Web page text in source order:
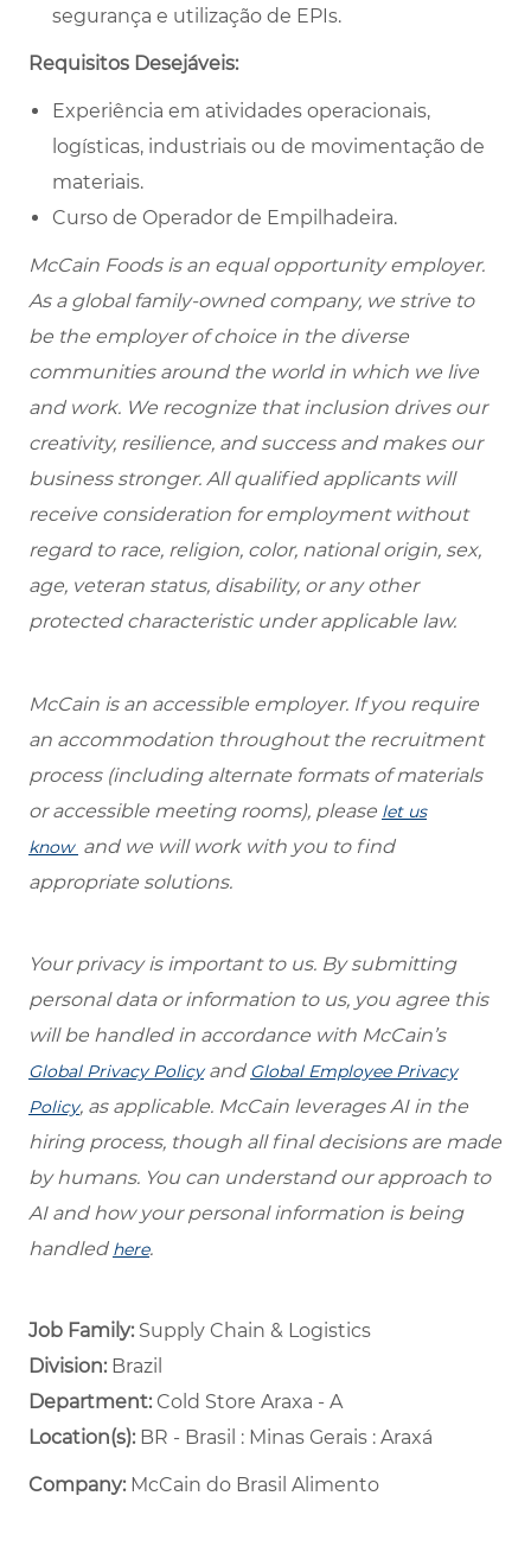
segurança e utilização de EPIs.
Requisitos Desejáveis:
Experiência em atividades operacionais,
logísticas, industriais ou de movimentação de
materiais.
Curso de Operador de Empilhadeira.
McCain Foods is an equal opportunity employer.
As a global family-owned company, we strive to
be the employer of choice in the diverse
communities around the world in which we live
and work. We recognize that inclusion drives our
creativity, resilience, and success and makes our
business stronger. All qualified applicants will
receive consideration for employment without
regard to race, religion, color, national origin, sex,
age, veteran status, disability, or any other
protected characteristic under applicable law.
McCain is an accessible employer. If you require
an accommodation throughout the recruitment
process (including alternate formats of materials
or accessible meeting rooms), please let us
know and we will work with you to find
appropriate solutions.
Your privacy is important to us. By submitting
personal data or information to us, you agree this
will be handled in accordance with McCain’s
Global Privacy Policyand Global Employee Privacy
Policy, as applicable. McCain leverages AI in the
hiring process, though all final decisions are made
by humans. You can understand our approach to
AI and how your personal information is being
handled here.
Job Family: Supply Chain & Logistics
Division: Brazil
Department: ​ Cold Store Araxa - A ​
Location(s):BR - Brasil : Minas Gerais : Araxá
Company: McCain do Brasil Alimento